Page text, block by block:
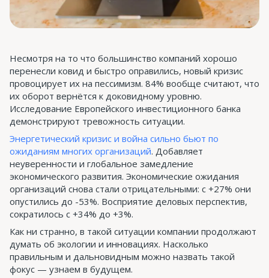
Несмотря на то что большинство компаний хорошо
перенесли ковид и быстро оправились, новый кризис
провоцирует их на пессимизм. 84% вообще считают, что
их оборот вернётся к доковидному уровню.
Исследование Европейского инвестиционного банка
демонстрируют тревожность ситуации.
Энергетический кризис и война сильно бьют по
ожиданиям многих организаций. Добавляет
неуверенности и глобальное замедление
экономического развития. Экономические ожидания
организаций снова стали отрицательными: с +27% они
опустились до -53%. Восприятие деловых перспектив,
сократилось с +34% до +3%.
Как ни странно, в такой ситуации компании продолжают
думать об экологии и инновациях. Насколько
правильным и дальновидным можно назвать такой
фокус — узнаем в будущем.